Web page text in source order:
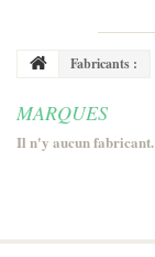
Fabricants :
MARQUES
Il n'y aucun fabricant.